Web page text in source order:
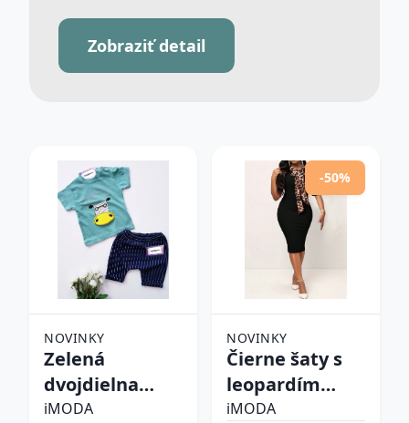
Zobraziť detail
NOVINKY
Zelená
dvojdielna
bavlnená
iMODA
-50%
NOVINKY
Čierne šaty s
leopardím
vzorom
iMODA